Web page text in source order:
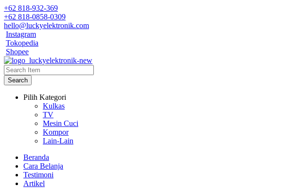
+62 818-932-369
+62 818-0858-0309
hello@luckyelektronik.com
Instagram
Tokopedia
Shopee
Search
Pilih Kategori
Kulkas
TV
Mesin Cuci
Kompor
Lain-Lain
Beranda
Cara Belanja
Testimoni
Artikel